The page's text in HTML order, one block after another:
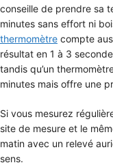
conseille de prendre sa
minutes sans effort ni
thermomètre compte
résultat en 1 à 3
tandis qu’un
minutes mais offre une
Si vous mesurez
site de mesure et le
matin avec un relevé
sens.